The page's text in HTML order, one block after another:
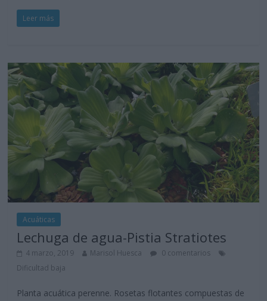
Leer más
Acuáticas
Lechuga de agua-Pistia Stratiotes
4 marzo, 2019 Marisol Huesca
0 comentarios
Dificultad baja
Planta acuática perenne. Rosetas flotantes compuestas de